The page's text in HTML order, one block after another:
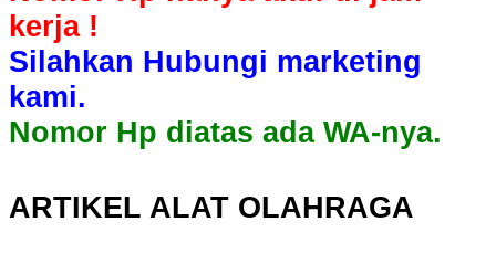
kerja !
Silahkan Hubungi marketing
kami.
Nomor Hp diatas ada WA-nya.
ARTIKEL ALAT OLAHRAGA